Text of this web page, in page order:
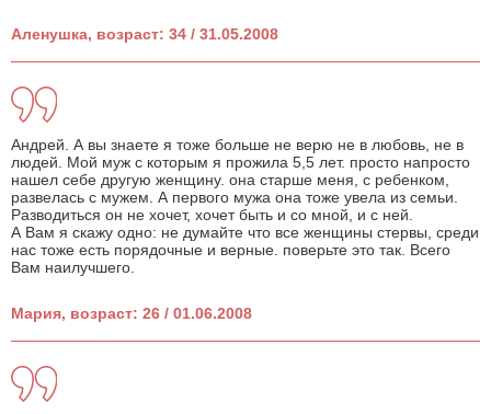
Аленушка, возраст: 34 / 31.05.2008
Андрей. А вы знаете я тоже больше не верю не в любовь, не в
людей. Мой муж с которым я прожила 5,5 лет. просто напросто
нашел себе другую женщину. она старше меня, с ребенком,
развелась с мужем. А первого мужа она тоже увела из семьи.
Разводиться он не хочет, хочет быть и со мной, и с ней.
А Вам я скажу одно: не думайте что все женщины стервы, среди
нас тоже есть порядочные и верные. поверьте это так. Всего
Вам наилучшего.
Мария, возраст: 26 / 01.06.2008